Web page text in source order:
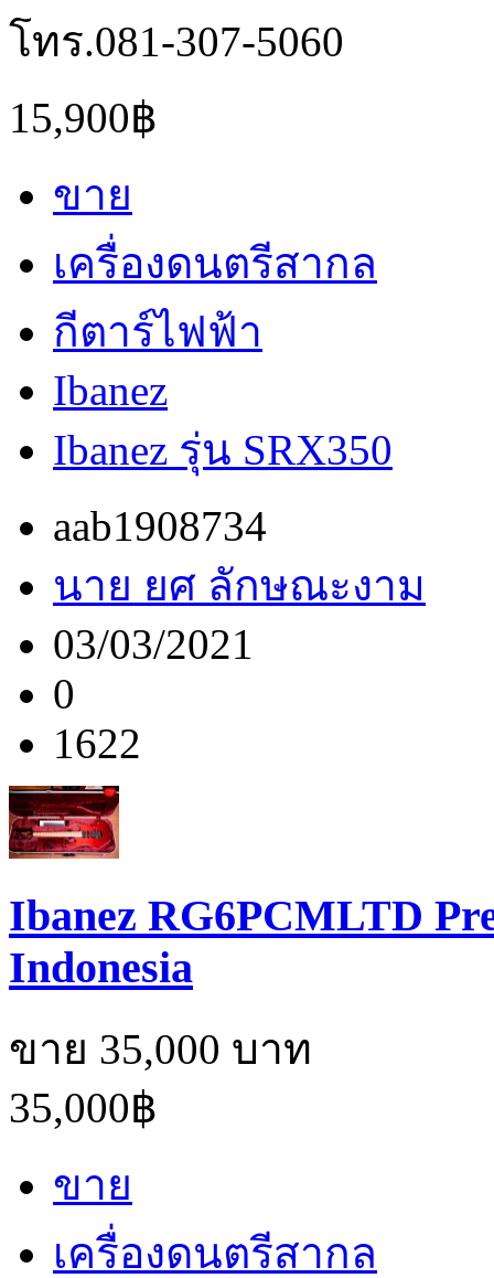
โทร.081-307-5060
15,900฿
ขาย
เครื่องดนตรีสากล
กีตาร์ไฟฟ้า
Ibanez
Ibanez รุ่น SRX350
aab1908734
นาย ยศ ลักษณะงาม
03/03/2021
0
1622
Ibanez RG6PCMLTD
Indonesia
ขาย 35,000 บาท
35,000฿
ขาย
เครื่องดนตรีสากล